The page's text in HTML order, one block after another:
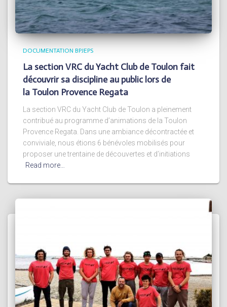
DOCUMENTATION BPJEPS
La section VRC du Yacht Club de Toulon fait
découvrir sa discipline au public lors de
la Toulon Provence Regata
La section VRC du Yacht Club de Toulon a pleinement
contribué au programme d’animations de la Toulon
Provence Regata. Dans une ambiance décontractée et
conviviale, nous étions 6 bénévoles mobilisés pour
proposer une trentaine de découvertes et d’initiations
Read more…